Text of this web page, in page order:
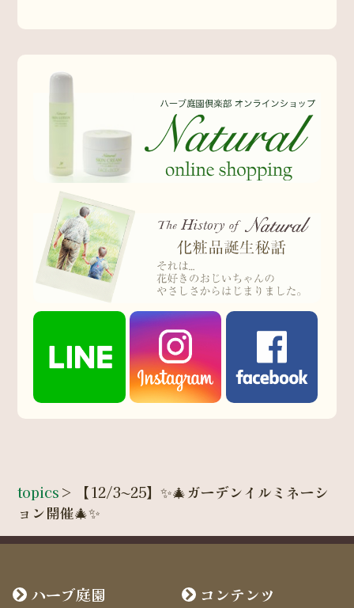
topics >
【12/3〜25】✨🎄ガーデンイルミネーシ
ョン開催🎄✨
ハーブ庭園 コンテンツ